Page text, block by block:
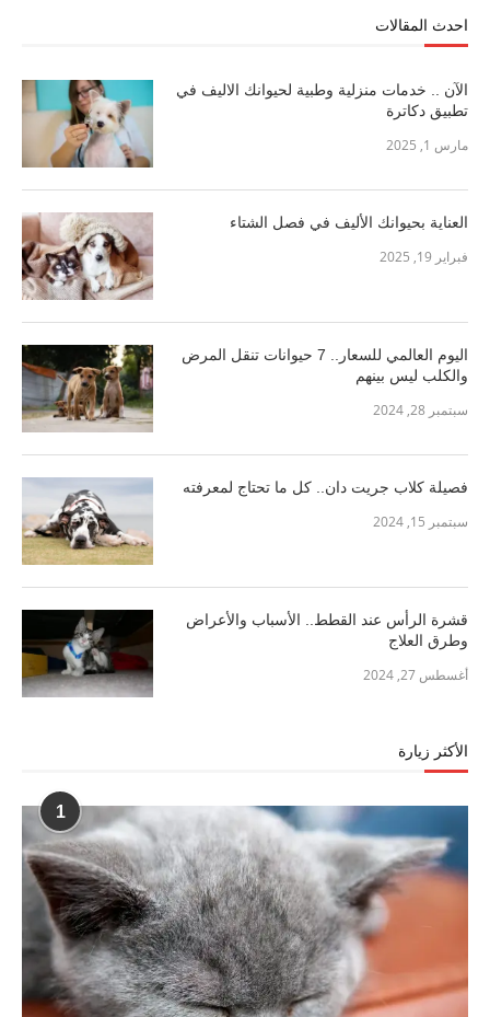
احدث المقالات
الآن .. خدمات منزلية وطبية لحيوانك الاليف في
تطبيق دكاترة
مارس 1, 2025
العناية بحيوانك الأليف في فصل الشتاء
فبراير 19, 2025
اليوم العالمي للسعار.. 7 حيوانات تنقل المرض
والكلب ليس بينهم
سبتمبر 28, 2024
فصيلة كلاب جريت دان.. كل ما تحتاج لمعرفته
سبتمبر 15, 2024
قشرة الرأس عند القطط.. الأسباب والأعراض
وطرق العلاج
أغسطس 27, 2024
الأكثر زيارة
1